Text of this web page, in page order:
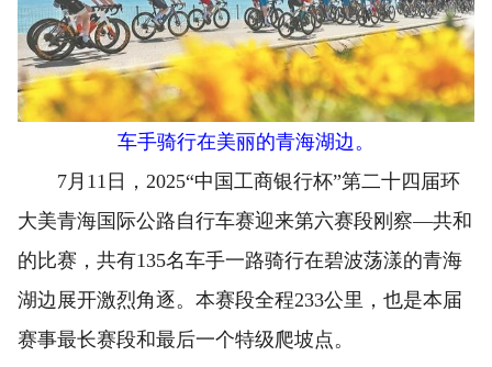
车手骑行在美丽的青海湖边。
7月11日，2025“中国工商银行杯”第二十四届环
大美青海国际公路自行车赛迎来第六赛段刚察—共和
的比赛，共有135名车手一路骑行在碧波荡漾的青海
湖边展开激烈角逐。本赛段全程233公里，也是本届
赛事最长赛段和最后一个特级爬坡点。